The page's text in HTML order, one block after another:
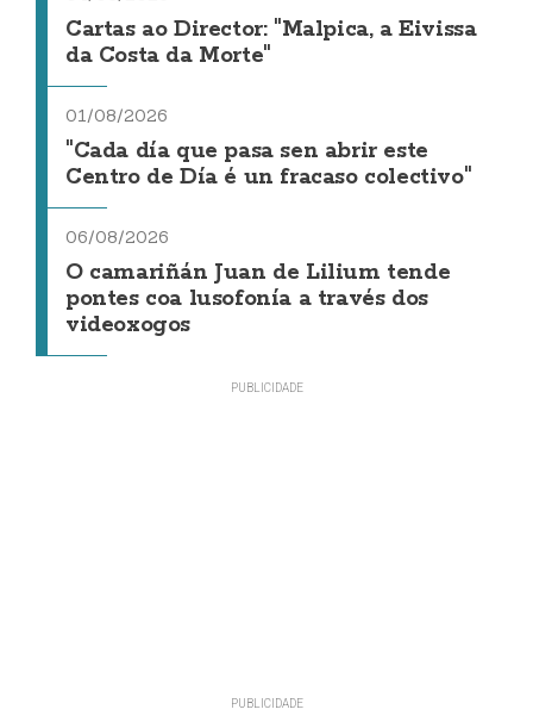
Cartas ao Director: "Malpica, a Eivissa
da Costa da Morte"
01/08/2026
"Cada día que pasa sen abrir este
Centro de Día é un fracaso colectivo"
06/08/2026
O camariñán Juan de Lilium tende
pontes coa lusofonía a través dos
videoxogos